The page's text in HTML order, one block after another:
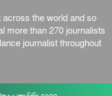
the world and so
more than 270 journalists
journalist throughout